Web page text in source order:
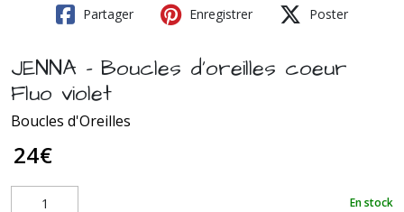
Partager Enregistrer Poster
JENNA - Boucles d'oreilles coeur
Fluo violet
Boucles d'Oreilles
24€
En stock